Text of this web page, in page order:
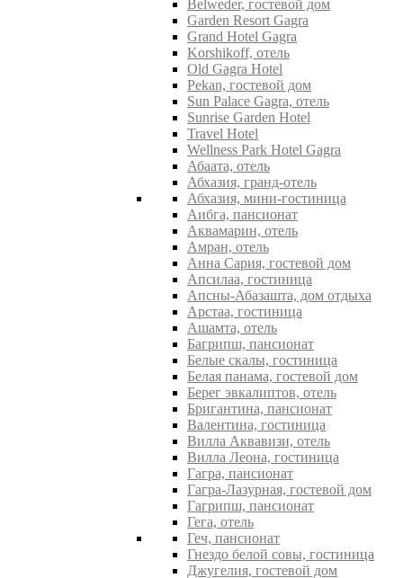
Belweder, гостевой дом
Garden Resort Gagra
Grand Hotel Gagra
Korshikoff, отель
Old Gagra Hotel
Pekan, гостевой дом
Sun Palace Gagra, отель
Sunrise Garden Hotel
Travel Hotel
Wellness Park Hotel Gagra
Абаата, отель
Абхазия, гранд-отель
Абхазия, мини-гостиница
Аибга, пансионат
Аквамарин, отель
Амран, отель
Анна Сария, гостевой дом
Апсилаа, гостиница
Апсны-Абазашта, дом отдыха
Арстаа, гостиница
Ашамта, отель
Багрипш, пансионат
Белые скалы, гостиница
Белая панама, гостевой дом
Берег эвкалиптов, отель
Бригантина, пансионат
Валентина, гостиница
Вилла Аквавизи, отель
Вилла Леона, гостиница
Гагра, пансионат
Гагра-Лазурная, гостевой дом
Гагрипш, пансионат
Гега, отель
Геч, пансионат
Гнездо белой совы, гостиница
Джугелия, гостевой дом